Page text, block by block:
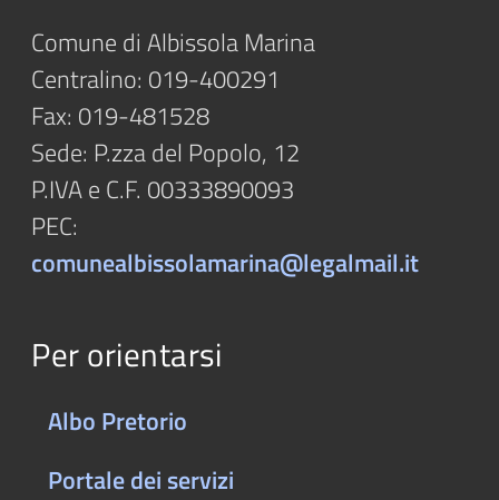
Comune di Albissola Marina
Centralino: 019-400291
Fax: 019-481528
Sede: P.zza del Popolo, 12
P.IVA e C.F. 00333890093
PEC:
comunealbissolamarina@legalmail.it
Per orientarsi
Albo Pretorio
Portale dei servizi